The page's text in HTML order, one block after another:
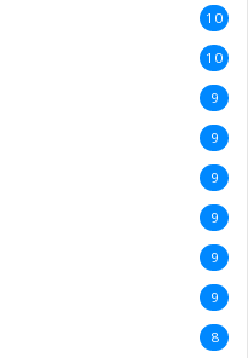
10
10
9
9
9
9
9
9
8